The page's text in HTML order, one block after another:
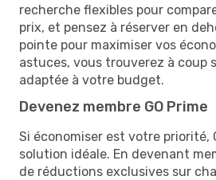
recherche flexibles pour
prix, et pensez à réserver en
pointe pour maximiser vos
astuces, vous trouverez à coup
adaptée à votre budget.
Devenez membre GO Prime
Si économiser est votre priorité,
solution idéale. En devenant
de réductions exclusives sur